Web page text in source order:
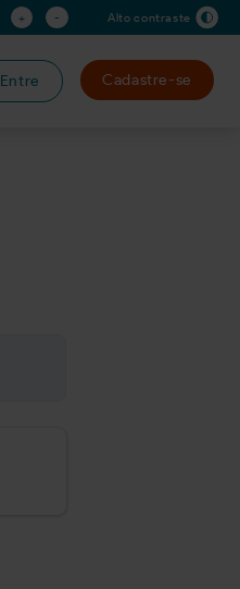
+ - Alto contraste
Entre Cadastre-se